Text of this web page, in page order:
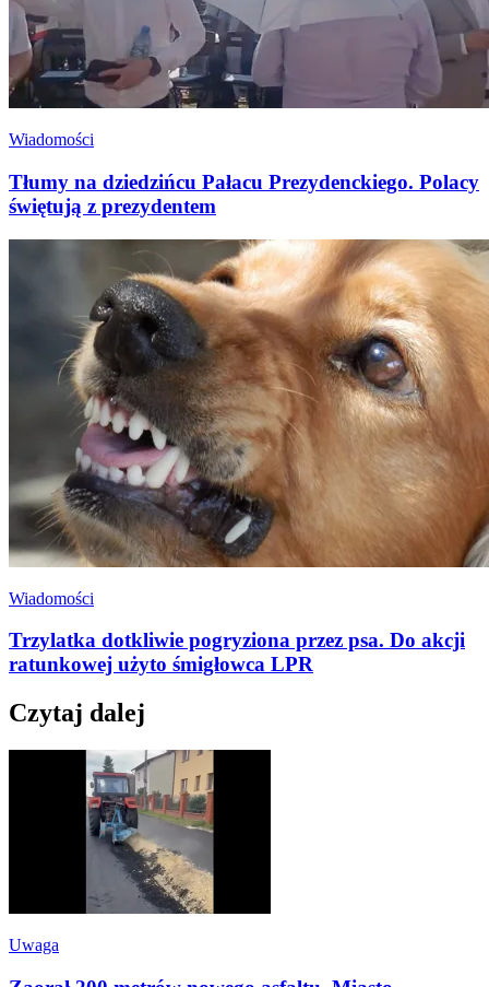
Wiadomości
Tłumy na dziedzińcu Pałacu Prezydenckiego. Polacy
świętują z prezydentem
Wiadomości
Trzylatka dotkliwie pogryziona przez psa. Do akcji
ratunkowej użyto śmigłowca LPR
Czytaj dalej
Uwaga